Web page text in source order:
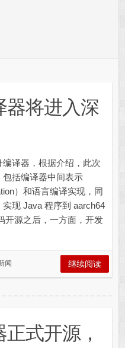
器将进入深
译器，根据介绍，此次
括编译器中间表示
）和语言编译实现，同
现 Java 程序到 aarch64
源之后，一方面，开发
闻 继续阅读
式开源，